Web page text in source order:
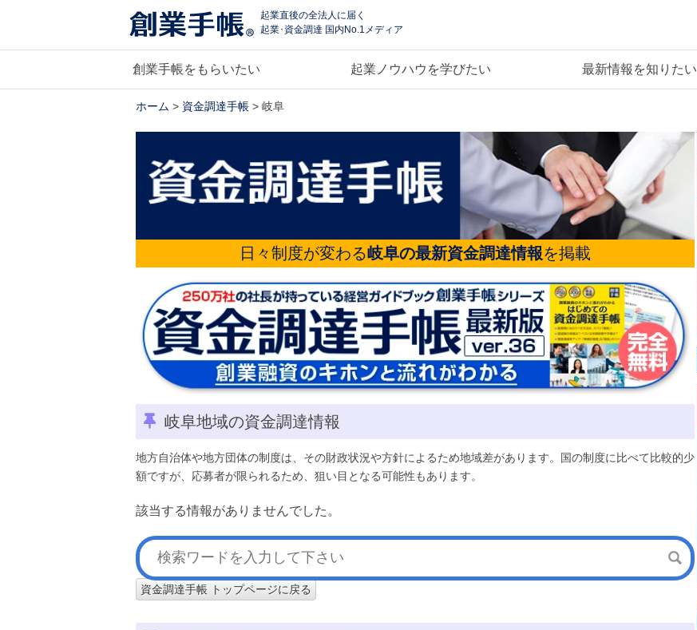
起業直後の全法人に届く
起業･資金調達 国内No.1メディア
創業手帳をもらいたい 起業ノウハウを学びたい 最新情報を知りたい
ホーム > 資金調達手帳 > 岐阜
日々制度が変わる岐阜の最新資金調達情報を掲載
岐阜地域の資金調達情報
地方自治体や地方団体の制度は、その財政状況や方針によるため地域差があります。国の制度に比べて比較的少
額ですが、応募者が限られるため、狙い目となる可能性もあります。
該当する情報がありませんでした。
資金調達手帳 トップページに戻る